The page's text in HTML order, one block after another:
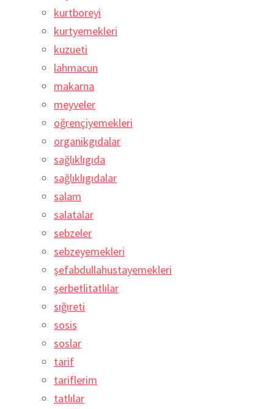
kurtboreyi
kurtyemekleri
kuzueti
lahmacun
makarna
meyveler
oğrençiyemekleri
organikgıdalar
sağlıklıgıda
sağlıklıgıdalar
salam
salatalar
sebzeler
sebzeyemekleri
şefabdullahustayemekleri
şerbetlitatlılar
sığıreti
sosis
soslar
tarif
tariflerim
tatlılar